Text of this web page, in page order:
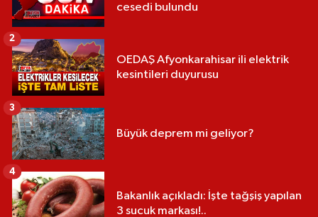
cesedi bulundu
OEDAŞ Afyonkarahisar ili elektrik
kesintileri duyurusu
2
Büyük deprem mi geliyor?
3
Bakanlık açıkladı: İşte tağşiş yapılan
3 sucuk markası!..
4